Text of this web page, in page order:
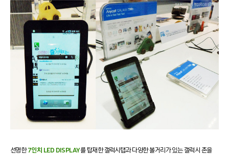
선명한7인치 LED DISPLAY를 탑재한 갤럭시탭과다양한 볼거리가 있는 갤럭시 존을